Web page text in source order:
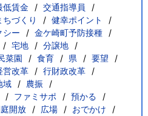
低賃金
交通指導員
ちづくり
健幸ポイント
シー
金ケ崎町予防接種
宅地
分譲地
菜園 食育 県
要望
営改革
行財政改革
域
農振
ファミサポ
預かる
開放 広場
おでかけ